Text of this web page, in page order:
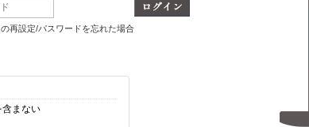
再設定/パスワードを忘れた場合
含まない
購入・ブックマーク履歴がわかります